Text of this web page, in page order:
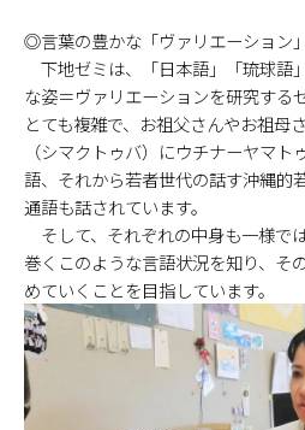
◎言葉の豊かな「ヴァリエーション
下地ゼミは、「日本語」「琉球語
な姿＝ヴァリエーションを研究する
とても複雑で、お祖父さんやお祖母
（シマクトゥバ）にウチナーヤマ
語、それから若者世代の話す沖縄的
通語も話されています。
そして、それぞれの中身も一様で
巻くこのような言語状況を知り、そ
めていくことを目指しています。